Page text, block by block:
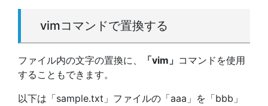
vimコマンドで置換する
ファイル内の文字の置換に、 「vim」 コマンドを使用
することもできます。
以下は「sample.txt」ファイルの「aaa」を「bbb」